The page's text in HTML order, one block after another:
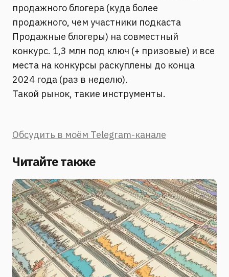
продажного блогера (куда более
продажного, чем участники подкаста
Продажные блогеры) на совместный
конкурс. 1,3 млн под ключ (+ призовые) и все
места на конкурсы раскуплены до конца
2024 года (раз в неделю).
Такой рынок, такие инструменты.
Обсудить в моём Telegram-канале
Читайте также